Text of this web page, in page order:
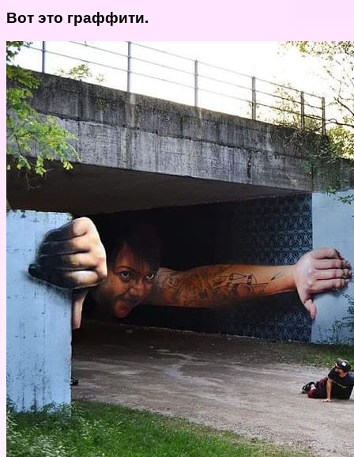
Вот это граффити.